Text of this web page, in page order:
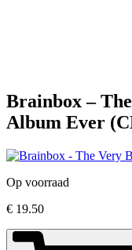
Brainbox –
Album Ever
Op voorraad
€ 19.50